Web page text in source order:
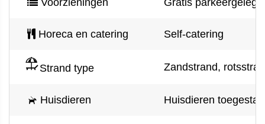
Horeca en catering Self-catering
Strand type Zandstrand,
Huisdieren Huisdieren